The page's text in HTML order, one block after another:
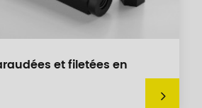
et filetées en